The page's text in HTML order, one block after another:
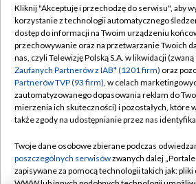
TVP
Abonament TVP
Emisja w TVP
Centrum informacji TVP
Naziemna Telewizja Cyfrowa
Rada Programowa
System NOS
Regulamin TVP
Polityka
Moje zgody
Pomoc
Kontakt
Kliknij "Akceptuję i przechodzę do serwisu", aby
korzystanie z technologii automatycznego
dostęp do informacji na Twoim urządzeniu
przechowywanie oraz na przetwarzanie Twoich
nas, czyli Telewizję Polską S.A. w likwidacji
Zaufanych Partnerów z IAB* (1201 firm) oraz
Partnerów TVP (93 firm), w celach
zautomatyzowanego dopasowania reklam do
mierzenia ich skuteczności) i pozostałych, które
także zgody na udostępnianie przez nas
Twoje dane osobowe zbierane podczas
poszczególnych serwisówzwanych dalej
zapisywane za pomocą technologii takich jak: